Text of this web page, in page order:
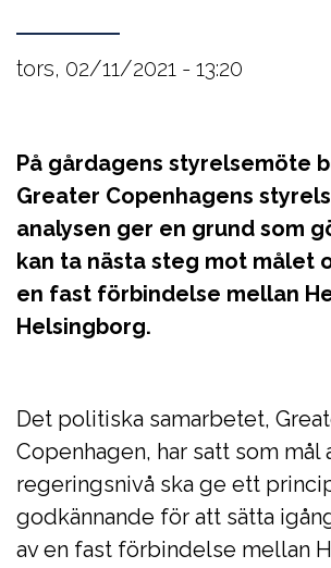
tors, 02/11/2021 - 13:20
På gårdagens styrelsemöte
Greater Copenhagens
analysen ger en grund som
kan ta nästa steg mot målet
en fast förbindelse mellan
Helsingborg.
Det politiska samarbetet,
Copenhagen, har satt som mål
regeringsnivå ska ge ett
godkännande för att sätta
av en fast förbindelse mellan